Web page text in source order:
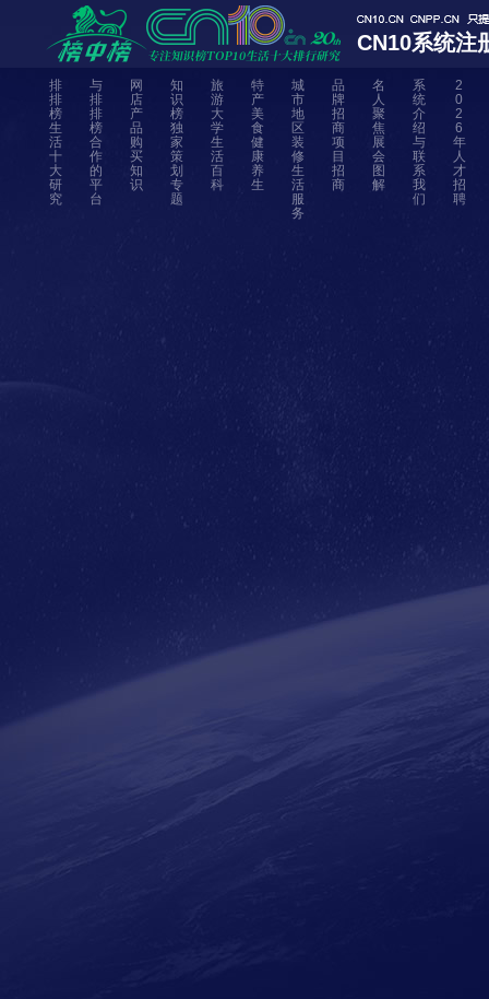
CN10系统注
排
排
榜
生
活
十
大
研
究
与
排
排
榜
合
作
的
平
台
网
店
产
品
购
买
知
识
知
识
榜
独
家
策
划
专
题
旅
游
大
学
生
活
百
科
特
产
美
食
健
康
养
生
城
市
地
区
装
修
生
活
服
务
品
牌
招
商
项
目
招
商
名
人
聚
焦
展
会
图
解
系
统
介
绍
与
联
系
我
们
2
0
2
6
年
人
才
招
聘